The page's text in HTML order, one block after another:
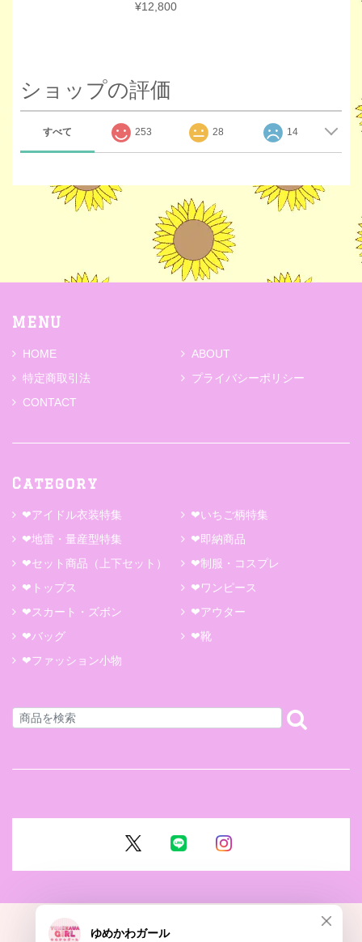
¥12,800
ショップの評価
すべて 253 28 14
MENU
HOME
ABOUT
特定商取引法
プライバシーポリシー
CONTACT
Category
❤アイドル衣装特集
❤いちご柄特集
❤地雷・量産型特集
❤即納商品
❤セット商品（上下セット）
❤制服・コスプレ
❤トップス
❤ワンピース
❤スカート・ズボン
❤アウター
❤バッグ
❤靴
❤ファッション小物